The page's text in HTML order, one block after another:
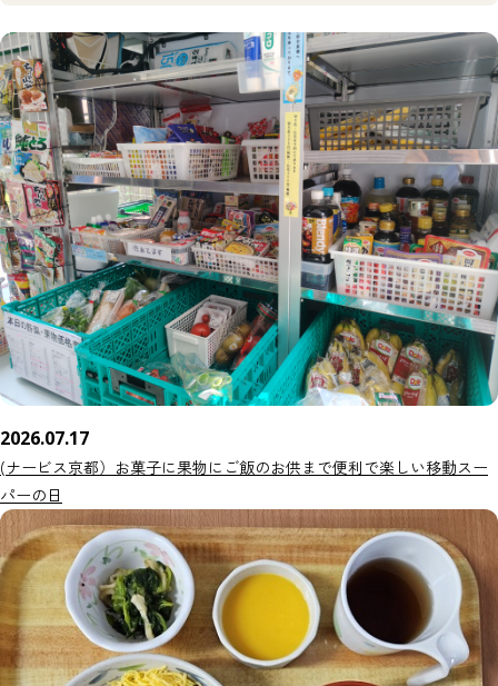
2026.07.17
(ナービス京都）お菓子に果物にご飯のお供まで便利で楽しい移動スー
パーの日